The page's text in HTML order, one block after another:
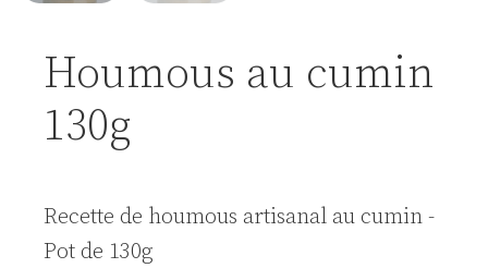
Houmous au cumin
130g
Recette de houmous artisanal au cumin -
Pot de 130g